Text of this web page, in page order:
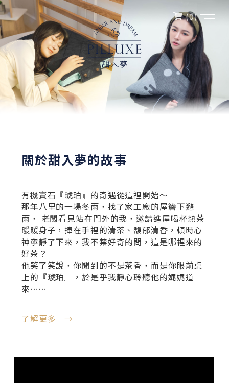
(0)
關於甜入夢的故事
有機寶石『琥珀』的奇遇從這裡開始～
那年八里的一場冬雨，找了家工廠的屋簷下避
雨， 老闆看見站在門外的我，邀請進屋喝杯熱茶
暖暖身子，捧在手裡的清茶、馥郁清香，頓時心
神寧靜了下來，我不禁好奇的問，這是哪裡來的
好茶？
他笑了笑說，你聞到的不是茶香，而是你眼前桌
上的『琥珀』，於是乎我靜心聆聽他的娓娓道
來……
了解更多 →